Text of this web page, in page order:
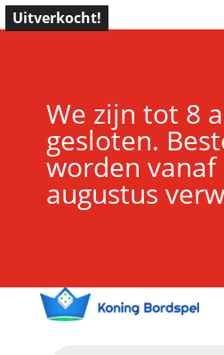
We zijn tot 8
gesloten.
worden vanaf
augustus
Uitverkocht!